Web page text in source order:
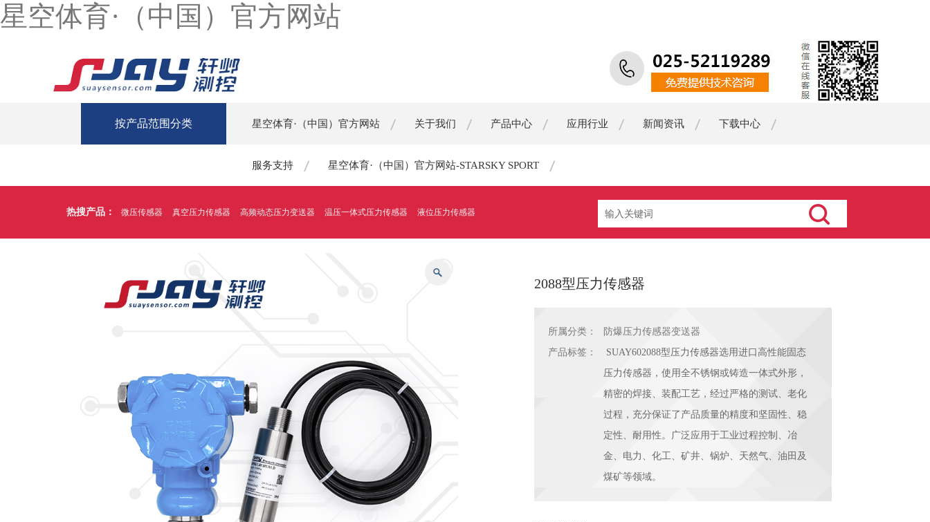
星空体育·（中国）官方网站
按产品范围分类 星空体育·（中国）官方网站 关于我们 产品中心 应用行业 新闻资讯 下载中心
服务支持 星空体育·（中国）官方网站-STARSKY SPORT
热搜产品： 微压传感器 真空压力传感器 高频动态压力变送器 温压一体式压力传感器 液位压力传感器
2088型压力传感器
所属分类：
防爆压力传感器变送器
产品标签：
SUAY602088型压力传感器选用进口高性能固态
压力传感器，使用全不锈钢或铸造一体式外形，
精密的焊接、装配工艺，经过严格的测试、老化
过程，充分保证了产品质量的精度和坚固性、稳
定性、耐用性。广泛应用于工业过程控制、冶
金、电力、化工、矿井、锅炉、天然气、油田及
煤矿等领域。